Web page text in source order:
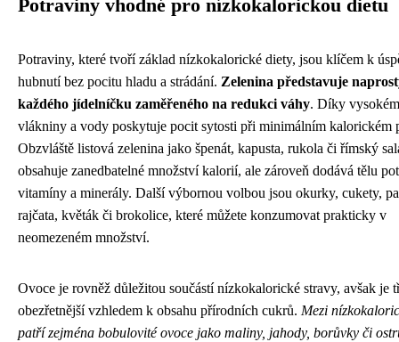
Potraviny vhodné pro nízkokalorickou dietu
Potraviny, které tvoří základ nízkokalorické diety, jsou klíčem k
hubnutí bez pocitu hladu a strádání. Zelenina představuje
každého jídelníčku zaměřeného na redukci váhy. Díky
vlákniny a vody poskytuje pocit sytosti při minimálním kalorickém
Obzvláště listová zelenina jako špenát, kapusta, rukola či římský
obsahuje zanedbatelné množství kalorií, ale zároveň dodává tělu
vitamíny a minerály. Další výbornou volbou jsou okurky, cukety,
rajčata, květák či brokolice, které můžete konzumovat prakticky v
neomezeném množství.
Ovoce je rovněž důležitou součástí nízkokalorické stravy, avšak je
obezřetnější vzhledem k obsahu přírodních cukrů. Mezi
patří zejména bobulovité ovoce jako maliny, jahody, borůvky či